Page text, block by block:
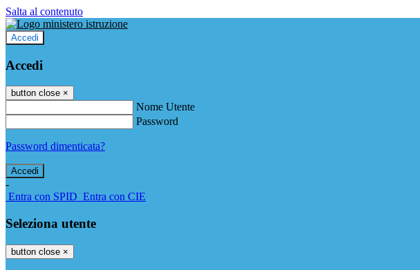
Salta al contenuto
Accedi
Accedi
button close ×
Nome Utente
Password
Password dimenticata?
-
Entra con SPID Entra con CIE
Seleziona utente
button close ×